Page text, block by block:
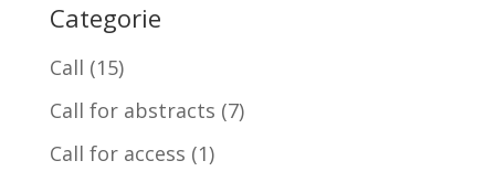
Categorie
Call (15)
Call for abstracts (7)
Call for access (1)